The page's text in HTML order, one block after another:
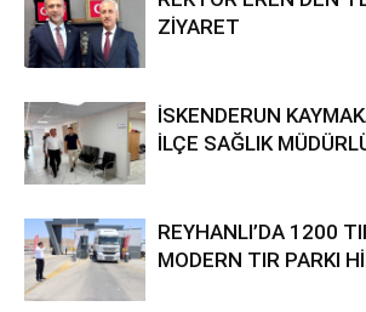
ZİYARET
İSKENDERUN
İLÇE SAĞLIK
REYHANLI’DA 1200
MODERN TIR PARKI